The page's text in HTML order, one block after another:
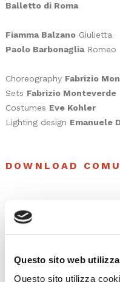
Questo sito web
Questo sito utilizza
Balletto di Roma
Fiamma Balzano Giulietta
Paolo Barbonaglia Romeo
Choreography Fabrizio
Sets Fabrizio Monteverde
Costumes Eve Kohler
Lighting design Emanuele
DOWNLOAD
Upcoming